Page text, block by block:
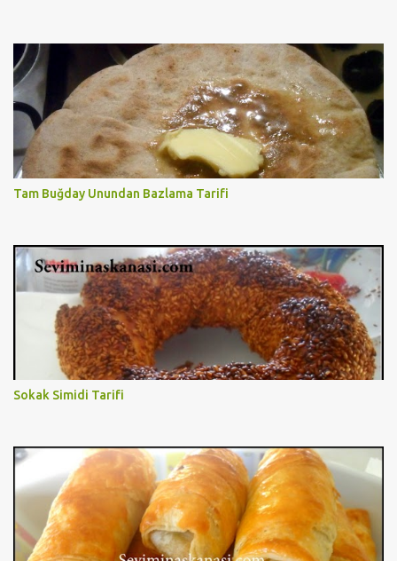
Tam Buğday Unundan Bazlama Tarifi
Sokak Simidi Tarifi